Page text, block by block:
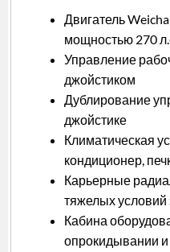
Двигатель
мощностью 270
Управление
джойстиком
Дублирование
джойстике
Климатическая
кондиционер,
Карьерные
тяжелых условий
Кабина
опрокидывании